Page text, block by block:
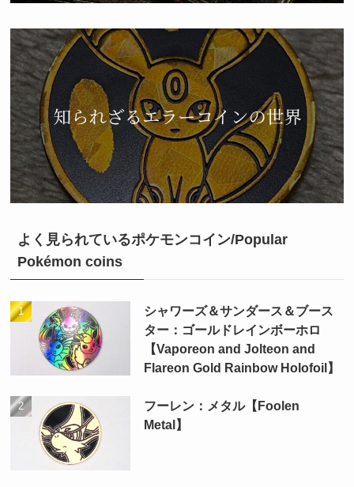
よく見られているポケモンコイン/Popular
Pokémon coins
シャワーズ＆サンダース＆ブース
ター：ゴールドレインボーホロ
【Vaporeon and Jolteon and
Flareon Gold Rainbow Holofoil】
フーレン：メタル【Foolen
Metal】